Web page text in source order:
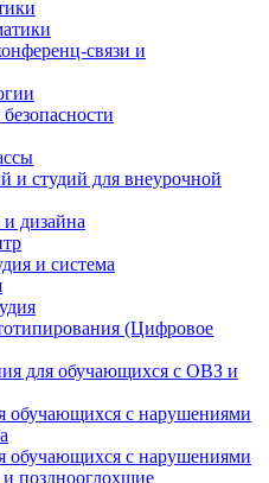
связи и
и студий для внеурочной
дизайна
и система
(Цифровое
для обучающихся с ОВЗ и
обучающихся с нарушениями
обучающихся с нарушениями
позднооглохшие